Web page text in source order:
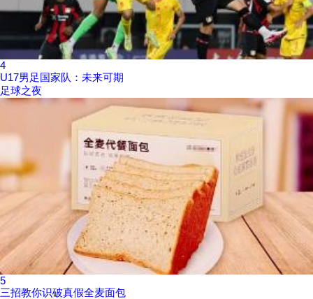
4
U17男足国家队：未来可期
足球之夜
5
三招教你识破真假全麦面包